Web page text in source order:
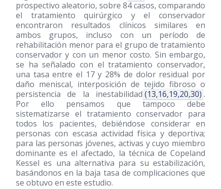
prospectivo aleatorio, sobre 84 casos, comparando
el tratamiento quirúrgico y el conservador
encontraron resultados clínicos similares en
ambos grupos, incluso con un período de
rehabilitación menor para el grupo de tratamiento
conservador y con un menor costo. Sin embargo,
se ha señalado con el tratamiento conservador,
una tasa entre el 17 y 28% de dolor residual por
daño meniscal, interposición de tejido fibroso o
persistencia de la inestabilidad (13,16,19,20,30) .
Por ello pensamos que tampoco debe
sistematizarse el tratamiento conservador para
todos los pacientes, debiéndose considerar en
personas con escasa actividad física y deportiva;
para las personas jóvenes, activas y cuyo miembro
dominante es el afectado, la técnica de Copeland
Kessel es una alternativa para su estabilización,
basándonos en la baja tasa de complicaciones que
se obtuvo en este estudio.